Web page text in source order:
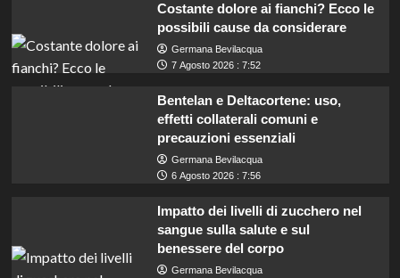
Costante dolore ai fianchi? Ecco le
possibili cause da considerare
Germana Bevilacqua
7 Agosto 2026 : 7:52
Bentelan e Deltacortene: uso,
effetti collaterali comuni e
precauzioni essenziali
Germana Bevilacqua
6 Agosto 2026 : 7:56
Impatto dei livelli di zucchero nel
sangue sulla salute e sul
benessere del corpo
Germana Bevilacqua